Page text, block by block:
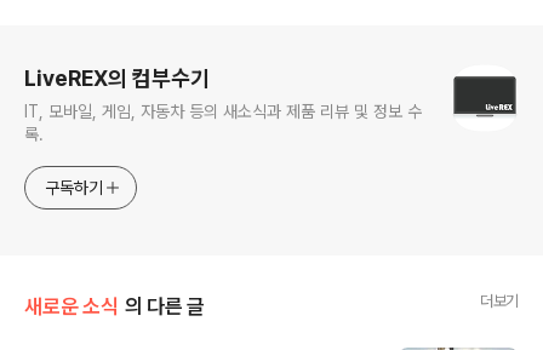
LiveREX의 컴부수기
IT, 모바일, 게임, 자동차 등의 새소식과 제품 리뷰 및 정보 수
록.
구독하기
새로운 소식 의 다른 글 더보기